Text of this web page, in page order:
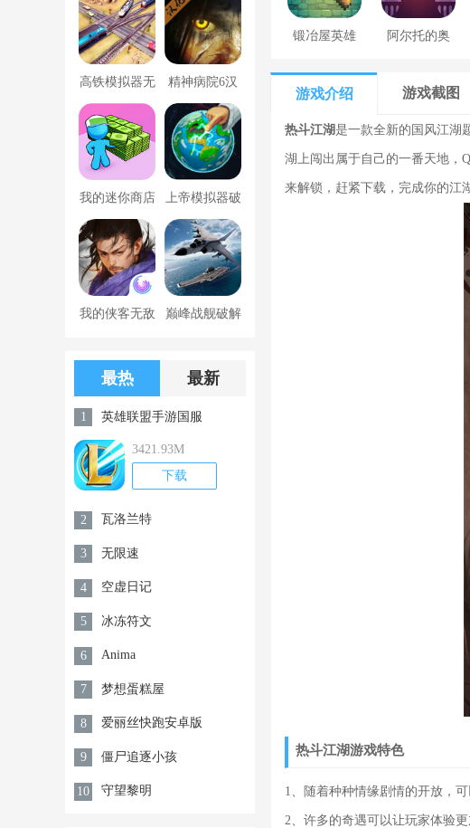
高铁模拟器无
限金币版
精神病院6汉
化版下载
我的迷你商店
破解版无限金
币版下载中文
上帝模拟器破
解版全解锁无
广告
我的侠客无敌 巅峰战舰破解
限钻石
最热 最新
1 英雄联盟手游国服
3421.93M
下载
2 瓦洛兰特
3 无限速
4 空虚日记
5 冰冻符文
6 Anima
7 梦想蛋糕屋
8 爱丽丝快跑安卓版
9 僵尸追逐小孩
10 守望黎明
锻冶屋英雄 阿尔托的奥
游戏介绍 游戏截图
热斗江湖是一款全新的国风江湖
湖上闯出属于自己的一番天地，
来解锁，赶紧下载，完成你的江
热斗江湖游戏特色
1、随着种种情缘剧情的开放，
2、许多的奇遇可以让玩家体验